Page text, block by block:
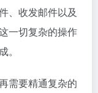
、收发邮件以及
一切复杂的操作
需要精通复杂的